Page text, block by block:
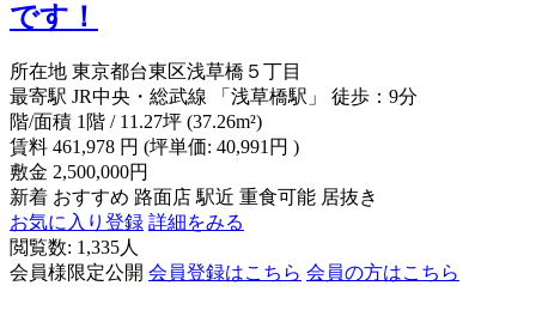
です！
所在地 東京都台東区浅草橋５丁目
最寄駅 JR中央・総武線 「浅草橋駅」 徒歩：9分
階/面積 1階 / 11.27坪 (37.26m²)
賃料 461,978 円 (坪単価: 40,991円 )
敷金 2,500,000円
新着 おすすめ 路面店 駅近 重食可能 居抜き
お気に入り登録 詳細をみる
閲覧数: 1,335人
会員様限定公開 会員登録はこちら 会員の方はこちら